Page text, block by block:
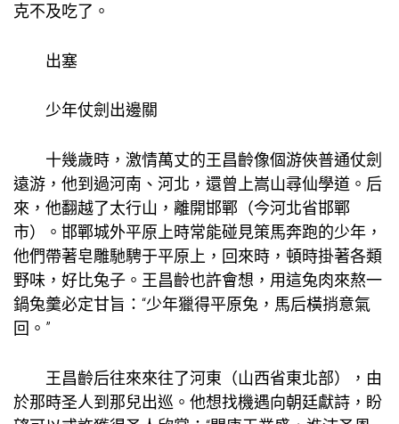
克不及吃了。
出塞
少年仗劍出邊關
十幾歲時，激情萬丈的王昌齡像個游俠普通仗劍
遠游，他到過河南、河北，還曾上嵩山尋仙學道。后
來，他翻越了太行山，離開邯鄲（今河北省邯鄲
市）。邯鄲城外平原上時常能碰見策馬奔跑的少年，
他們帶著皂雕馳騁于平原上，回來時，頓時掛著各類
野味，好比兔子。王昌齡也許會想，用這兔肉來熬一
鍋兔羹必定甘旨：“少年獵得平原兔，馬后橫捎意氣
回。”
王昌齡后往來來往了河東（山西省東北部），由
於那時圣人到那兒出巡。他想找機遇向朝廷獻詩，盼